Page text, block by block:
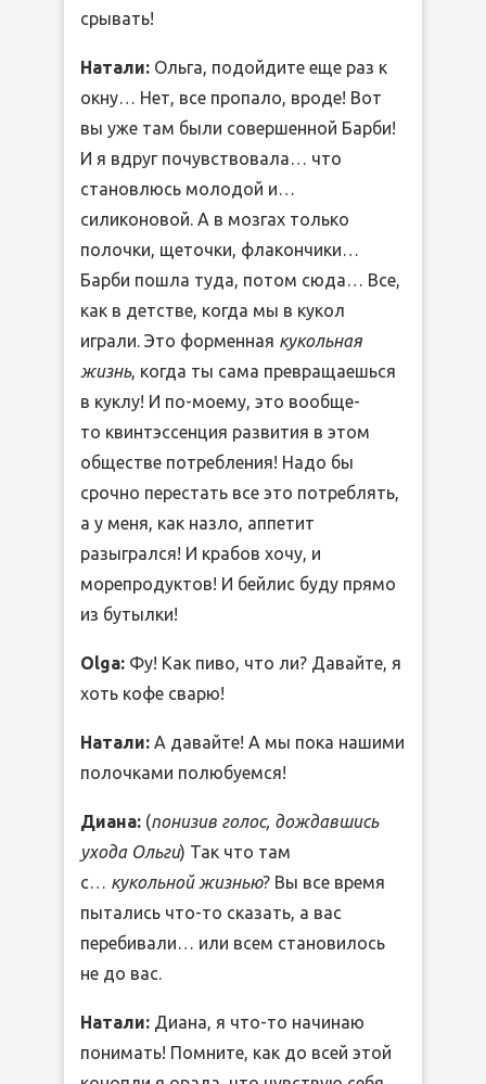
срывать!
Натали: Ольга, подойдите еще раз к
окну… Нет, все пропало, вроде! Вот
вы уже там были совершенной Барби!
И я вдруг почувствовала… что
становлюсь молодой и…
силиконовой. А в мозгах только
полочки, щеточки, флакончики…
Барби пошла туда, потом сюда… Все,
как в детстве, когда мы в кукол
играли. Это форменная кукольная
жизнь, когда ты сама превращаешься
в куклу! И по-моему, это вообще-
то квинтэссенция развития в этом
обществе потребления! Надо бы
срочно перестать все это потреблять,
а у меня, как назло, аппетит
разыгрался! И крабов хочу, и
морепродуктов! И бейлис буду прямо
из бутылки!
Olga: Фу! Как пиво, что ли? Давайте, я
хоть кофе сварю!
Натали: А давайте! А мы пока нашими
полочками полюбуемся!
Диана: (понизив голос, дождавшись
ухода Ольги) Так что там
с… кукольной жизнью? Вы все время
пытались что-то сказать, а вас
перебивали… или всем становилось
не до вас.
Натали: Диана, я что-то начинаю
понимать! Помните, как до всей этой